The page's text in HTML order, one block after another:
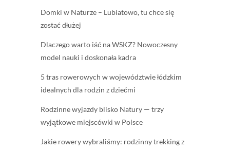
Domki w Naturze – Lubiatowo, tu chce się
zostać dłużej
Dlaczego warto iść na WSKZ? Nowoczesny
model nauki i doskonała kadra
5 tras rowerowych w województwie łódzkim
idealnych dla rodzin z dziećmi
Rodzinne wyjazdy blisko Natury — trzy
wyjątkowe miejscówki w Polsce
Jakie rowery wybraliśmy: rodzinny trekking z